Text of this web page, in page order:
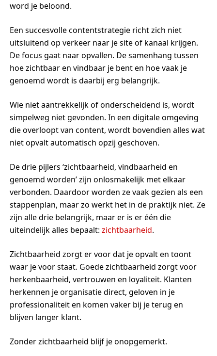
word je beloond.
Een succesvolle contentstrategie richt zich niet
uitsluitend op verkeer naar je site of kanaal krijgen.
De focus gaat naar opvallen. De samenhang tussen
hoe zichtbaar en vindbaar je bent en hoe vaak je
genoemd wordt is daarbij erg belangrijk.
Wie niet aantrekkelijk of onderscheidend is, wordt
simpelweg niet gevonden. In een digitale omgeving
die overloopt van content, wordt bovendien alles wat
niet opvalt automatisch opzij geschoven.
De drie pijlers ‘zichtbaarheid, vindbaarheid en
genoemd worden’ zijn onlosmakelijk met elkaar
verbonden. Daardoor worden ze vaak gezien als een
stappenplan, maar zo werkt het in de praktijk niet. Ze
zijn alle drie belangrijk, maar er is er één die
uiteindelijk alles bepaalt: zichtbaarheid.
Zichtbaarheid zorgt er voor dat je opvalt en toont
waar je voor staat. Goede zichtbaarheid zorgt voor
herkenbaarheid, vertrouwen en loyaliteit. Klanten
herkennen je organisatie direct, geloven in je
professionaliteit en komen vaker bij je terug en
blijven langer klant.
Zonder zichtbaarheid blijf je onopgemerkt.